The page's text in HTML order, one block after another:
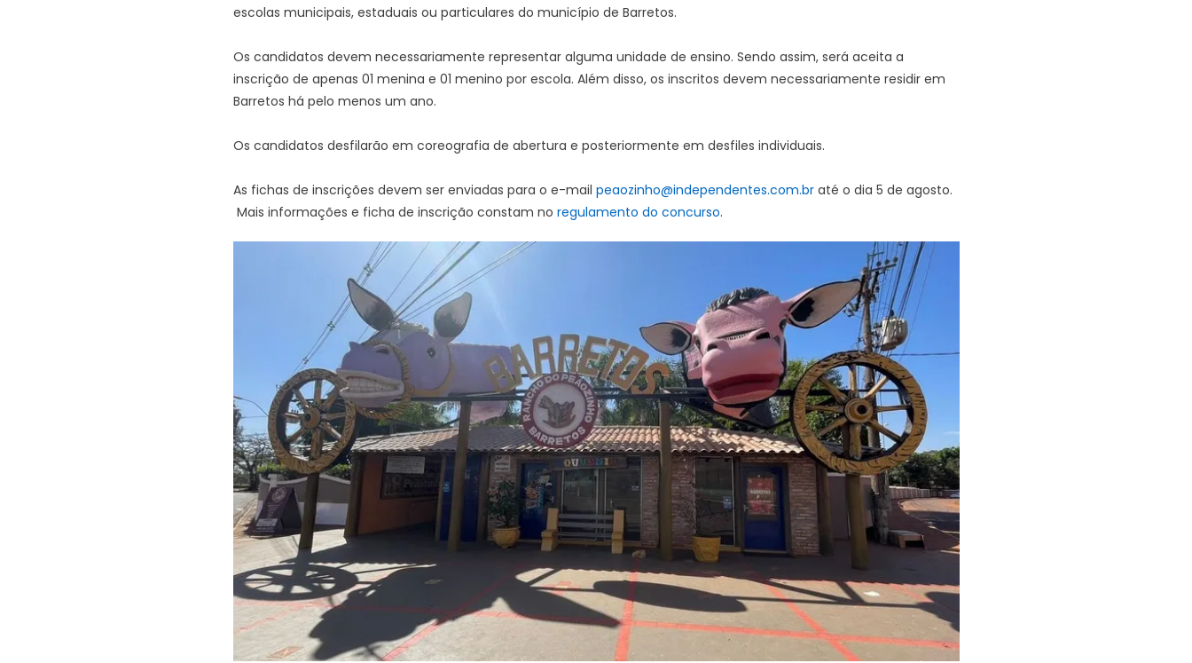
escolas municipais, estaduais ou particulares do município de Barretos.
Os candidatos devem necessariamente representar alguma unidade de ensino. Sendo assim, será aceita a
inscrição de apenas 01 menina e 01 menino por escola. Além disso, os inscritos devem necessariamente residir em
Barretos há pelo menos um ano.
Os candidatos desfilarão em coreografia de abertura e posteriormente em desfiles individuais.
As fichas de inscrições devem ser enviadas para o e-mail peaozinho@independentes.com.braté o dia 5 de agosto.
Mais informações e ficha de inscrição constam no regulamento do concurso.